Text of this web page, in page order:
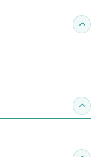
收合
收合